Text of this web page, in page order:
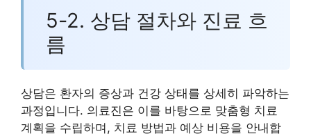
5-2. 상담 절차와 진료 흐
름
상담은 환자의 증상과 건강 상태를 상세히 파악하는
과정입니다. 의료진은 이를 바탕으로 맞춤형 치료
계획을 수립하며, 치료 방법과 예상 비용을 안내합